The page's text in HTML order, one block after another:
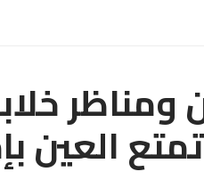
ومناظر
العين